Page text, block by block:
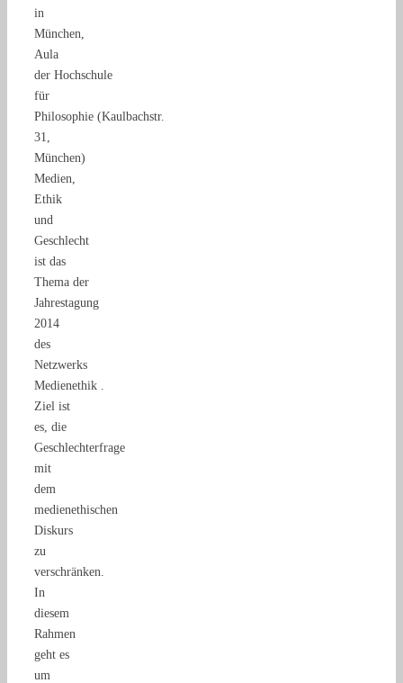
in
München,
Aula
der Hochschule
für
Philosophie (Kaulbachstr.
31,
München)
Medien,
Ethik
und
Geschlecht
ist das
Thema der
Jahrestagung
2014
des
Netzwerks
Medienethik .
Ziel ist
es, die
Geschlechterfrage
mit
dem
medienethischen
Diskurs
zu
verschränken.
In
diesem
Rahmen
geht es
um